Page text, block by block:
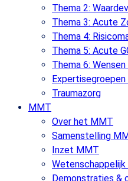
Thema 2:
Thema 3: Acute
Thema 4:
Thema 5: Acute
Thema 6:
Traumazorg
MMT
Over het MMT
Samenstelling
Inzet MMT
Demonstraties &